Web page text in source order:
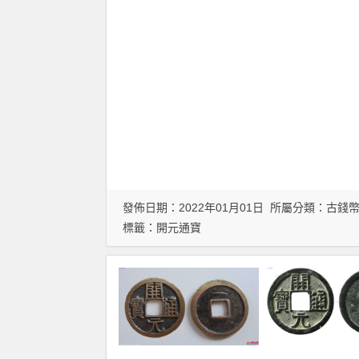
發佈日期：2022年01月01日 所屬分類： 古錢幣
標籤： 開元通寶